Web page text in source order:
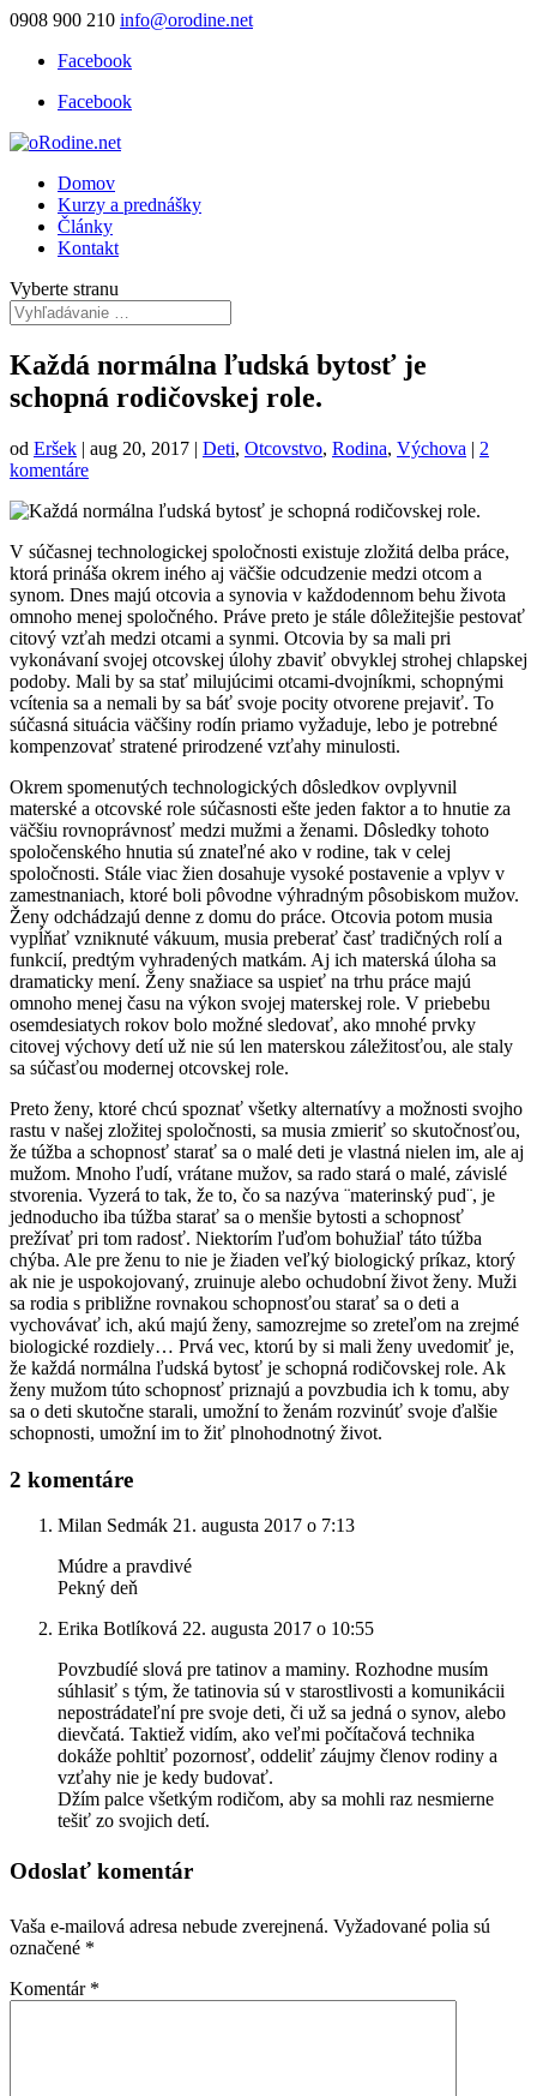
0908 900 210 info@orodine.net
Facebook
Facebook
Domov
Kurzy a prednášky
Články
Kontakt
Vyberte stranu
Každá normálna ľudská bytosť je
schopná rodičovskej role.
od Eršek | aug 20, 2017 | Deti, Otcovstvo, Rodina, Výchova | 2
komentáre
V súčasnej technologickej spoločnosti existuje zložitá delba práce,
ktorá prináša okrem iného aj väčšie odcudzenie medzi otcom a
synom. Dnes majú otcovia a synovia v každodennom behu života
omnoho menej spoločného. Práve preto je stále dôležitejšie pestovať
citový vzťah medzi otcami a synmi. Otcovia by sa mali pri
vykonávaní svojej otcovskej úlohy zbaviť obvyklej strohej chlapskej
podoby. Mali by sa stať milujúcimi otcami-dvojníkmi, schopnými
vcítenia sa a nemali by sa báť svoje pocity otvorene prejaviť. To
súčasná situácia väčšiny rodín priamo vyžaduje, lebo je potrebné
kompenzovať stratené prirodzené vzťahy minulosti.
Okrem spomenutých technologických dôsledkov ovplyvnil
materské a otcovské role súčasnosti ešte jeden faktor a to hnutie za
väčšiu rovnoprávnosť medzi mužmi a ženami. Dôsledky tohoto
spoločenského hnutia sú znateľné ako v rodine, tak v celej
spoločnosti. Stále viac žien dosahuje vysoké postavenie a vplyv v
zamestnaniach, ktoré boli pôvodne výhradným pôsobiskom mužov.
Ženy odchádzajú denne z domu do práce. Otcovia potom musia
vypĺňať vzniknuté vákuum, musia preberať časť tradičných rolí a
funkcií, predtým vyhradených matkám. Aj ich materská úloha sa
dramaticky mení. Ženy snažiace sa uspieť na trhu práce majú
omnoho menej času na výkon svojej materskej role. V priebebu
osemdesiatych rokov bolo možné sledovať, ako mnohé prvky
citovej výchovy detí už nie sú len materskou záležitosťou, ale staly
sa súčasťou modernej otcovskej role.
Preto ženy, ktoré chcú spoznať všetky alternatívy a možnosti svojho
rastu v našej zložitej spoločnosti, sa musia zmieriť so skutočnosťou,
že túžba a schopnosť starať sa o malé deti je vlastná nielen im, ale aj
mužom. Mnoho ľudí, vrátane mužov, sa rado stará o malé, závislé
stvorenia. Vyzerá to tak, že to, čo sa nazýva ¨materinský pud¨, je
jednoducho iba túžba starať sa o menšie bytosti a schopnosť
prežívať pri tom radosť. Niektorím ľuďom bohužiaľ táto túžba
chýba. Ale pre ženu to nie je žiaden veľký biologický príkaz, ktorý
ak nie je uspokojovaný, zruinuje alebo ochudobní život ženy. Muži
sa rodia s približne rovnakou schopnosťou starať sa o deti a
vychovávať ich, akú majú ženy, samozrejme so zreteľom na zrejmé
biologické rozdiely… Prvá vec, ktorú by si mali ženy uvedomiť je,
že každá normálna ľudská bytosť je schopná rodičovskej role. Ak
ženy mužom túto schopnosť priznajú a povzbudia ich k tomu, aby
sa o deti skutočne starali, umožní to ženám rozvinúť svoje ďalšie
schopnosti, umožní im to žiť plnohodnotný život.
2 komentáre
Milan Sedmák 21. augusta 2017 o 7:13
Múdre a pravdivé
Pekný deň
Erika Botlíková 22. augusta 2017 o 10:55
Povzbudíé slová pre tatinov a maminy. Rozhodne musím
súhlasiť s tým, že tatinovia sú v starostlivosti a komunikácii
nepostrádateľní pre svoje deti, či už sa jedná o synov, alebo
dievčatá. Taktiež vidím, ako veľmi počítačová technika
dokáže pohltiť pozornosť, oddeliť záujmy členov rodiny a
vzťahy nie je kedy budovať.
Džím palce všetkým rodičom, aby sa mohli raz nesmierne
tešiť zo svojich detí.
Odoslať komentár
Vaša e-mailová adresa nebude zverejnená. Vyžadované polia sú
označené *
Komentár *